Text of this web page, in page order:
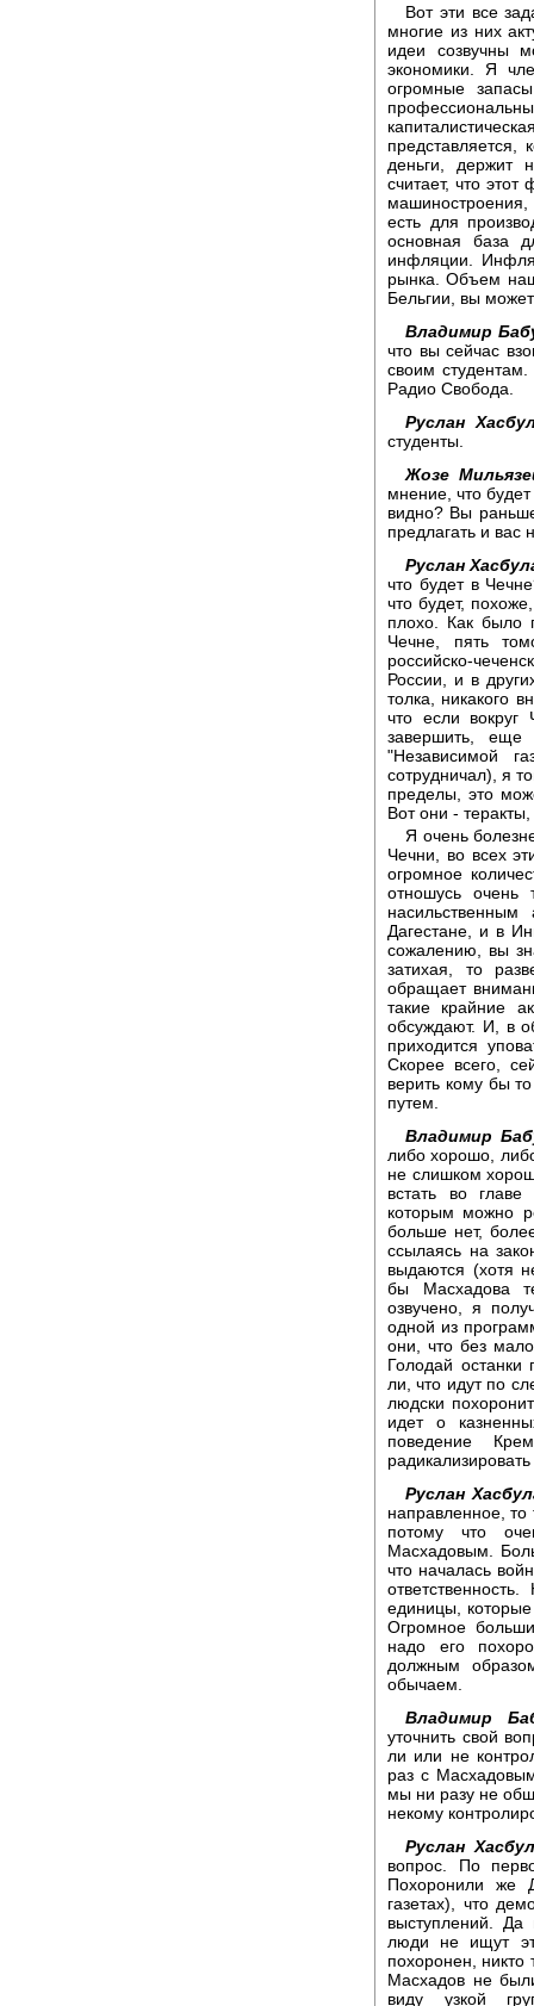
Вот эти все
многие из них
идеи созвучны
экономики. Я
огромные
представляется,
деньги, держит
считает, что
машиностроения,
есть для
основная база
инфляции.
рынка. Объем
Бельгии, вы
Владимир
что вы сейчас
своим
Радио Свобода.
Руслан
студенты.
Жозе
мнение, что
видно? Вы
предлагать и вас
Руслан
что будет в
что будет,
плохо. Как было
Чечне, пять
российско-
России, и в
толка, никакого
что если вокруг
завершить,
"Независимой
сотрудничал), я
пределы, это
Вот они -
Я очень
Чечни, во всех
огромное
отношусь очень
Дагестане, и в
сожалению, вы
затихая, то
обращает
такие крайние
обсуждают. И, в
приходится
Скорее всего,
верить кому бы
путем.
Владимир
либо хорошо,
не слишком
встать во
которым можно
больше нет,
ссылаясь на
выдаются (хотя
бы Масхадова
озвучено, я
одной из
они, что без
Голодай
ли, что идут по
людски
идет о
поведение
Руслан
направленное, то
потому что
Масхадовым.
что началась
единицы,
Огромное
надо его
должным
обычаем.
Владимир
уточнить свой
ли или не
раз с
мы ни разу не
некому
Руслан
вопрос. По
Похоронили же
газетах), что
выступлений.
люди не ищут
похоронен, никто
Масхадов не
виду узкой